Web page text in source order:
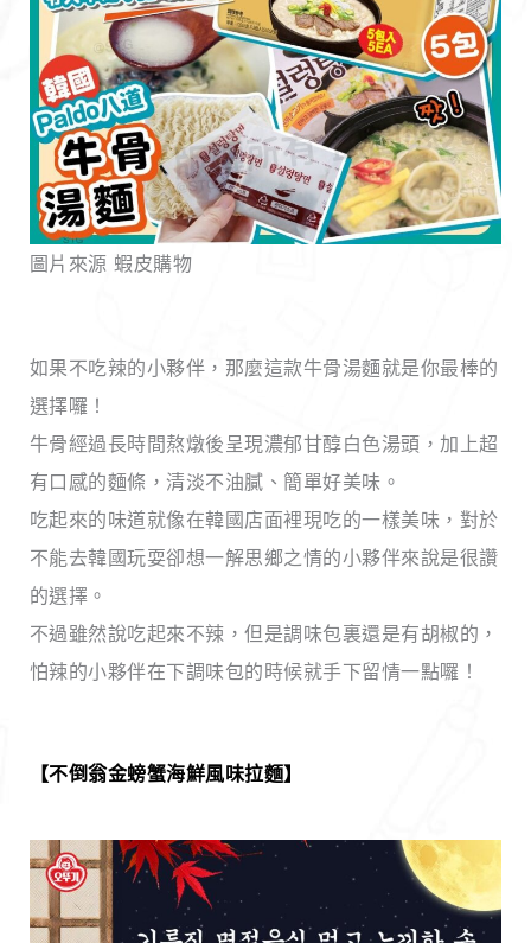
圖片來源 蝦皮購物
如果不吃辣的小夥伴，那麼這款牛骨湯麵就是你最棒的
選擇囉！
牛骨經過長時間熬燉後呈現濃郁甘醇白色湯頭，加上超
有口感的麵條，清淡不油膩、簡單好美味。
吃起來的味道就像在韓國店面裡現吃的一樣美味，對於
不能去韓國玩耍卻想一解思鄉之情的小夥伴來說是很讚
的選擇。
不過雖然說吃起來不辣，但是調味包裏還是有胡椒的，
怕辣的小夥伴在下調味包的時候就手下留情一點囉！
【不倒翁金螃蟹海鮮風味拉麵】